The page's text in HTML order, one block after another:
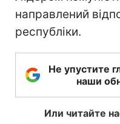
направлений
республіки.
Не упустите
наши
Или читайте